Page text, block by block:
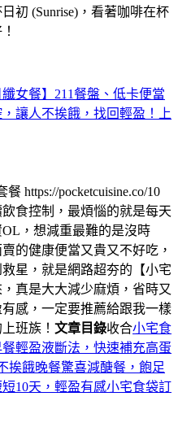
初 (Sunrise)，看著咖啡在杯
女餐】211餐盤、低卡便當
讓人不挨餓，找回輕盈！上
餐 https://pocketcuisine.co/10
食控制，最煩惱的就是每天
，想減重最難的是沒時
的健康便當又貴又不好吃，
星，就是網路超夯的【小宅
真是大大減少麻煩，省時又
感，一定要推薦給跟我一樣
班族！ 文章目錄收合小宅食
餐輕盈液斷法，快速補充高蛋
挨餓晚餐驚喜減醣餐，飽足
10天，輕盈有感小宅食袋訂